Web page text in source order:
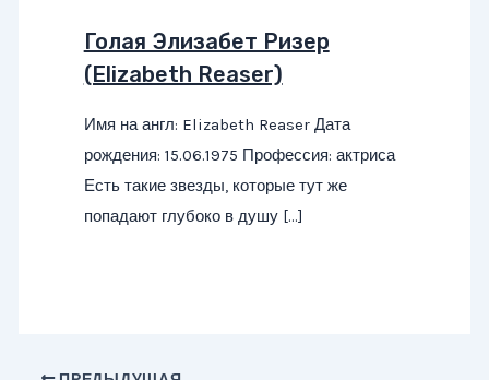
Голая Элизабет Ризер
(Elizabeth Reaser)
Имя на англ: Elizabeth Reaser Дата
рождения: 15.06.1975 Профессия: актриса
Есть такие звезды, которые тут же
попадают глубоко в душу […]